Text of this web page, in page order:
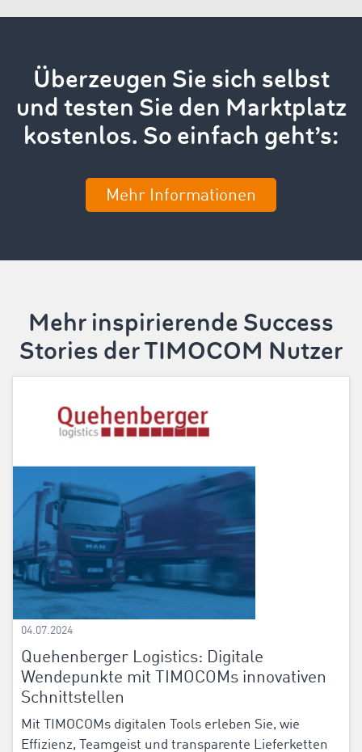
Überzeugen Sie sich selbst
und testen Sie den Marktplatz
kostenlos. So einfach geht’s:
Mehr Informationen
Mehr inspirierende Success
Stories der TIMOCOM Nutzer
04.07.2024
Quehenberger Logistics: Digitale
Wendepunkte mit TIMOCOMs innovativen
Schnittstellen
Mit TIMOCOMs digitalen Tools erleben Sie, wie
Effizienz, Teamgeist und transparente Lieferketten